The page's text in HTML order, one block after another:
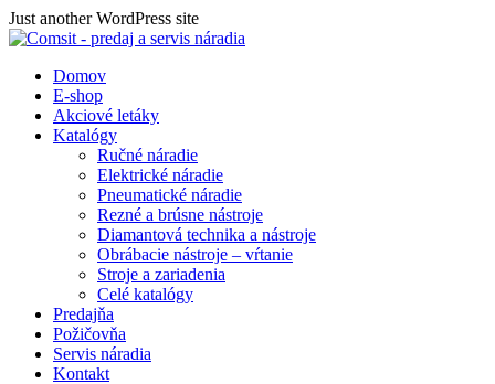
Skip
to
Just another WordPress site
Domov
E-shop
Akciové letáky
Katalógy
Ručné náradie
Elektrické náradie
Pneumatické náradie
Rezné a brúsne nástroje
Diamantová technika a nástroje
Obrábacie nástroje – vŕtanie
Stroje a zariadenia
Celé katalógy
Predajňa
Požičovňa
Servis náradia
Kontakt